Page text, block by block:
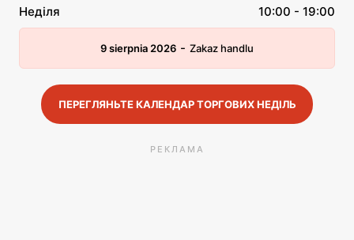
Неділя
10:00 - 19:00
9 sierpnia 2026 - Zakaz handlu
ПЕРЕГЛЯНЬТЕ КАЛЕНДАР ТОРГОВИХ НЕДІЛЬ
РЕКЛАМА